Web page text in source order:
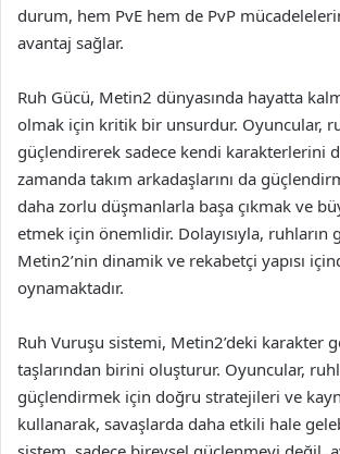
durum, hem PvE hem de PvP
avantaj sağlar.
Ruh Gücü, Metin2 dünyasında hayatta
olmak için kritik bir unsurdur. Oyuncular,
güçlendirerek sadece kendi karakterlerini
zamanda takım arkadaşlarını da
daha zorlu düşmanlarla başa çıkmak ve
etmek için önemlidir. Dolayısıyla, ruhların
Metin2’nin dinamik ve rekabetçi yapısı
oynamaktadır.
Ruh Vuruşu sistemi, Metin2’deki karakter
taşlarından birini oluşturur. Oyuncular,
güçlendirmek için doğru stratejileri ve
kullanarak, savaşlarda daha etkili hale